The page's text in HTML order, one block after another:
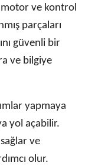
motor ve kontrol
parçaları
güvenli bir
ve bilgiye
yapmaya
yol açabilir.
ve
olur.